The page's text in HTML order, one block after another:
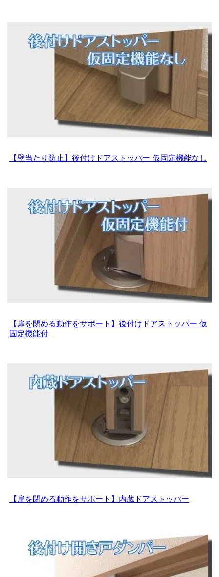
【壁当たり防止】後付けドアストッパー 仮固定機能なし
【扉を閉める動作をサポート】後付けドアストッパー 仮
固定機能付
【扉を閉める動作をサポート】内蔵ドアストッパー